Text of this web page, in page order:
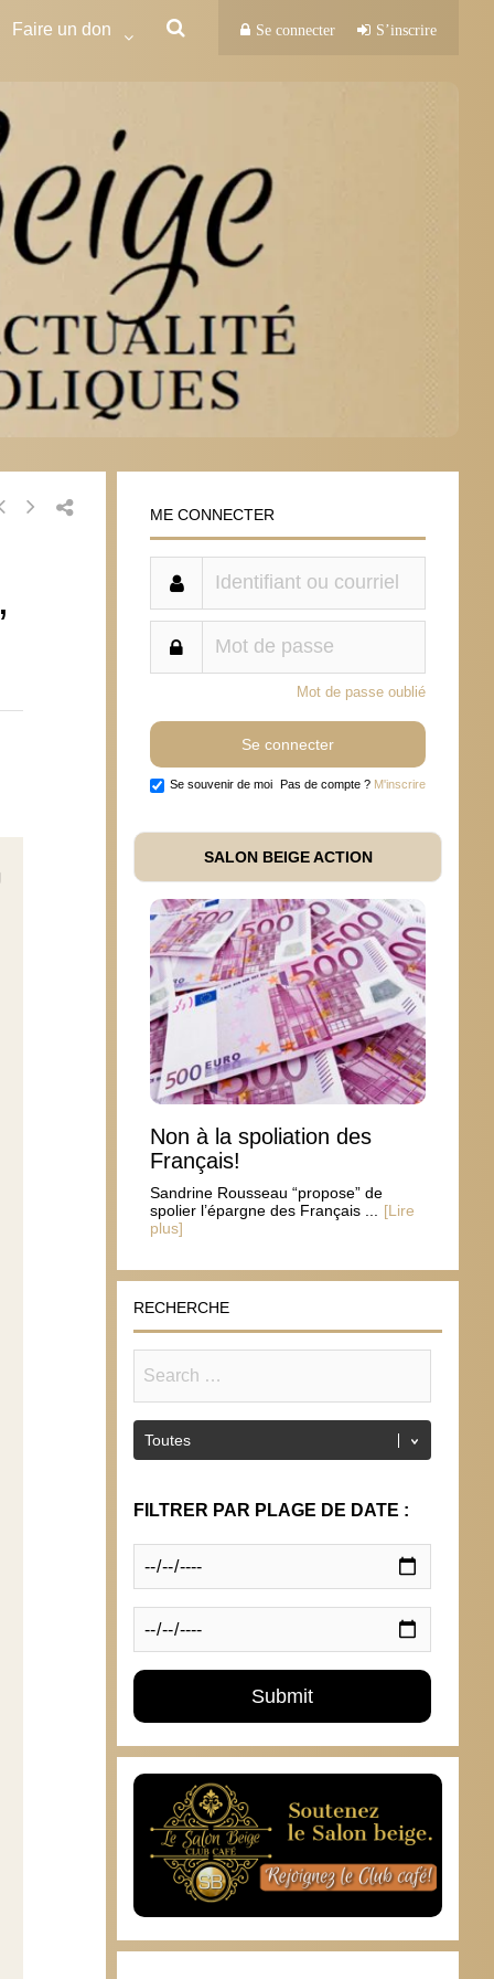
Faire un don Se connecter S’inscrire
ME CONNECTER
Mot de passe oublié
Se souvenir de moi Pas de compte ? M'inscrire
SALON BEIGE ACTION
Non à la spoliation des
Français!
Sandrine Rousseau “propose” de
spolier l’épargne des Français ...
[Lire
plus]
RECHERCHE
FILTRER PAR PLAGE DE DATE :